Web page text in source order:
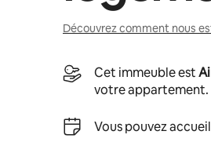
Découvrez comment nous
Cet immeuble est
votre appartement.
Vous pouvez